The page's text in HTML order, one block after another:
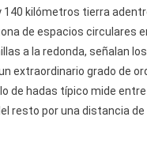
140 kilómetros tierra
de espacios circulares
a la redonda, señalan
extraordinario grado de
de hadas típico mide
resto por una distancia